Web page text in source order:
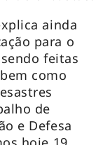
ainda
para o
feitas
como
de
e Defesa